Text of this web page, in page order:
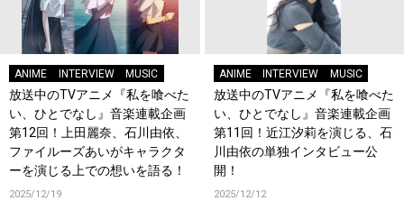
ANIME INTERVIEW MUSIC
放送中のTVアニメ『私を喰べた
い、ひとでなし』音楽連載企画
第12回！上田麗奈、石川由依、
ファイルーズあいがキャラクタ
ーを演じる上での想いを語る！
2025/12/19
ANIME INTERVIEW MUSIC
放送中のTVアニメ『私を喰べた
い、ひとでなし』音楽連載企画
第11回！近江汐莉を演じる、石
川由依の単独インタビュー公
開！
2025/12/12